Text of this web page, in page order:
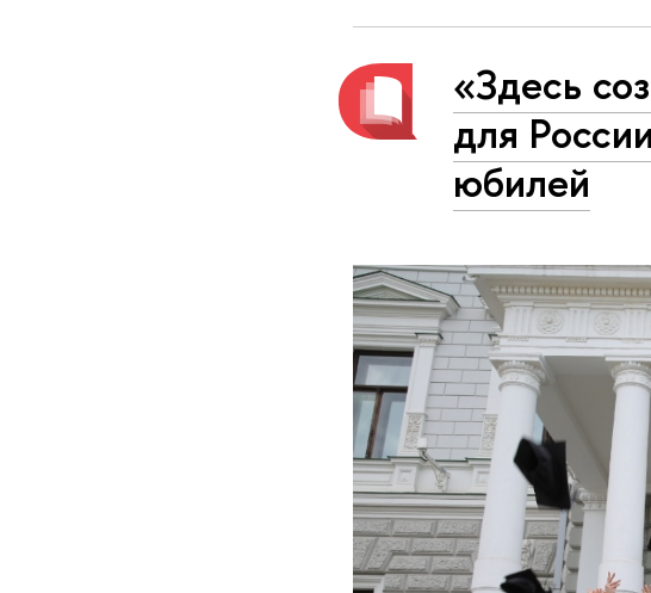
«Здесь
для
юбилей